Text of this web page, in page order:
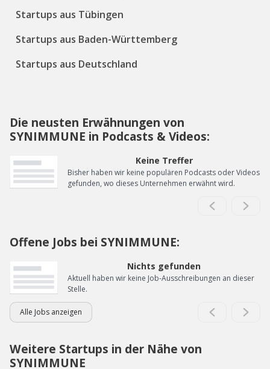
Startups aus Tübingen
Startups aus Baden-Württemberg
Startups aus Deutschland
Die neusten Erwähnungen von
SYNIMMUNE in Podcasts & Videos:
Keine Treffer
Bisher haben wir keine populären Podcasts oder Videos
gefunden, wo dieses Unternehmen erwähnt wird.
Offene Jobs bei SYNIMMUNE:
Nichts gefunden
Aktuell haben wir keine Job-Ausschreibungen an dieser
Stelle.
Alle Jobs anzeigen
Weitere Startups in der Nähe von
SYNIMMUNE